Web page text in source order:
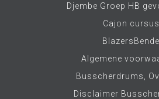
Djembe Groep HB
Cajon cursus
BlazersBende
Algemene
Busscherdrums,
Disclaimer